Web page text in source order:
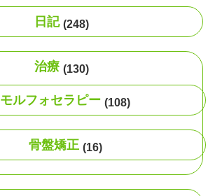
日記 (248)
治療 (130)
モルフォセラピー (108)
骨盤矯正 (16)